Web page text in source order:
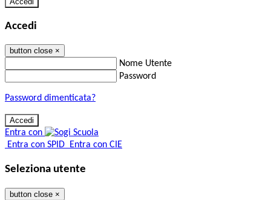
Accedi
button close ×
Nome Utente
Password
Password dimenticata?
Entra con
Entra con SPID Entra con CIE
Seleziona utente
button close ×